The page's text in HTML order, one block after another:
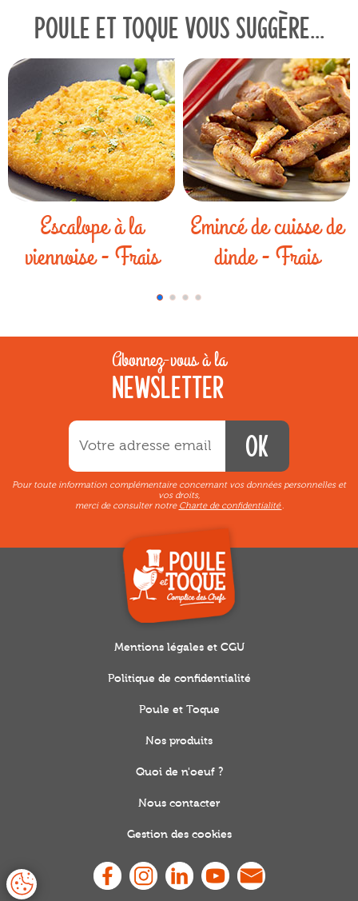
Poule et toque vous suggère...
Escalope à la
viennoise - Frais
Emincé de cuisse de
dinde - Frais
Abonnez-vous à la
NEWSLETTER
OK
Pour toute information complémentaire concernant vos données personnelles et
vos droits,
merci de consulter notre Charte de confidentialité.
Mentions légales et CGU
Politique de confidentialité
Poule et Toque
Nos produits
Quoi de n'oeuf ?
Nous contacter
Gestion des cookies